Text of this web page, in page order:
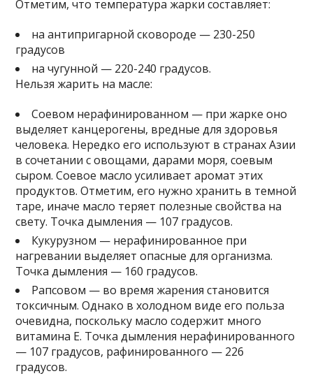
Отметим, что температура жарки составляет:
на антипригарной сковороде — 230-250
градусов
на чугунной — 220-240 градусов.
Нельзя жарить на масле:
Соевом нерафинированном — при жарке оно
выделяет канцерогены, вредные для здоровья
человека. Нередко его используют в странах Азии
в сочетании с овощами, дарами моря, соевым
сыром. Соевое масло усиливает аромат этих
продуктов. Отметим, его нужно хранить в темной
таре, иначе масло теряет полезные свойства на
свету. Точка дымления — 107 градусов.
Кукурузном — нерафинированное при
нагревании выделяет опасные для организма.
Точка дымления — 160 градусов.
Рапсовом — во время жарения становится
токсичным. Однако в холодном виде его польза
очевидна, поскольку масло содержит много
витамина Е. Точка дымления нерафинированного
— 107 градусов, рафинированного — 226
градусов.